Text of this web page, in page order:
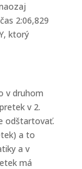
2:06,829
ktorý
v druhom
v 2.
odštartovať.
a to
a v
má